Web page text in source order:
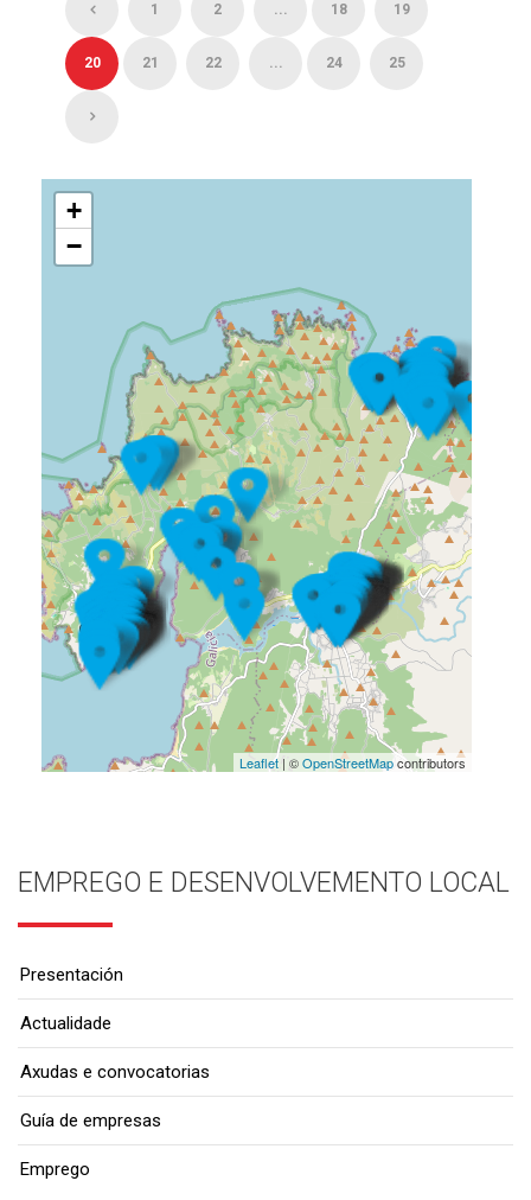
1 2 ... 18 19
20 21 22 ... 24 25
+
−
Leaflet| ©OpenStreetMapcontributors
EMPREGO E DESENVOLVEMENTO LOCAL
Presentación
Actualidade
Axudas e convocatorias
Guía de empresas
Emprego